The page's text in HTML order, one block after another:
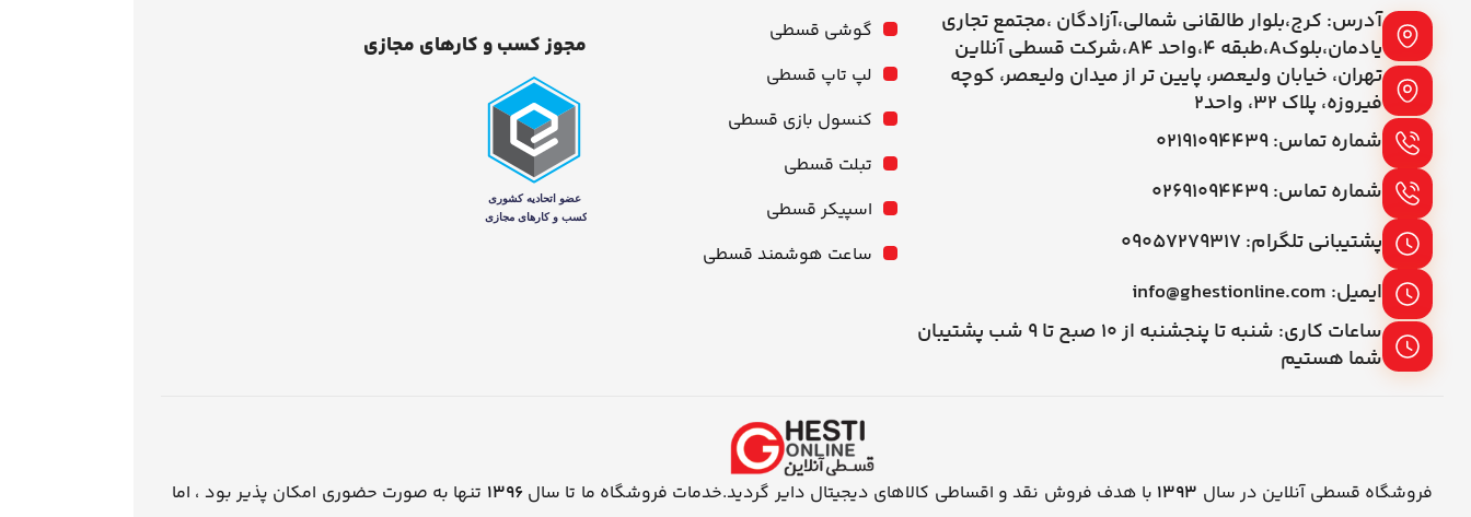
آدرس: کرج،بلوار طالقانی شمالی،آزادگان ،مجتمع تجاری
یادمان،بلوکA،طبقه ۴،واحد A4،شرکت قسطی آنلاین
تهران، خیابان ولیعصر، پایین تر از میدان ولیعصر، کوچه
فیروزه، پلاک 32، واحد2
شماره تماس: ۰۲۱۹۱۰۹۴۴۳۹
شماره تماس: ۰۲۶۹۱۰۹۴۴۳۹
پشتیبانی تلگرام: ۰۹۰۵۷۲۷۹۳۱۷
ایمیل: info@ghestionline.com
ساعات کاری: شنبه تا پنجشنبه از ۱۰ صبح تا ۹ شب پشتیبان
شما هستیم
گوشی قسطی
لپ تاپ قسطی
کنسول بازی قسطی
تبلت قسطی
اسپیکر قسطی
ساعت هوشمند قسطی
مجوز کسب و کارهای مجازی
فروشگاه قسطی آنلاین در سال 1393 با هدف فروش نقد و اقساطی کالاهای دیجیتال دایر گردید.خدمات فروشگاه ما تا سال1396 تنها به صورت حضوری امکان پذیر بود ، اما